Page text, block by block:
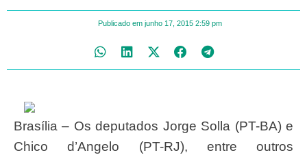
Publicado em junho 17, 2015 2:59 pm
Brasília – Os deputados Jorge Solla (PT-BA) e
Chico d’Angelo (PT-RJ), entre outros